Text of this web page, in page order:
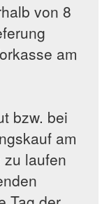
von 8
am
bzw. bei
am
laufen